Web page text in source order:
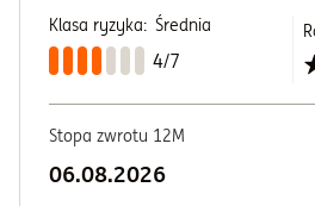
Klasa ryzyka: Średnia
4/7
Stopa zwrotu 12M
06.08.2026